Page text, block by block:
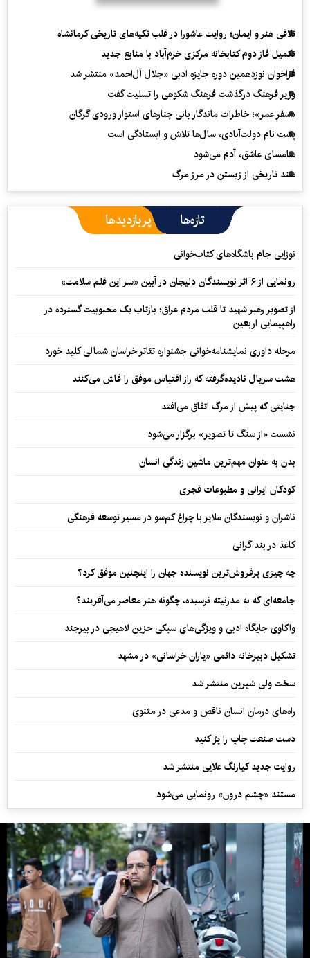
تلاقی هنر و ایمان؛ روایت عاشورا در قلب تکیه‌های تاریخی کرمانشاه
تکمیل فاز دوم کتابخانه مرکزی خرم‌آباد با منابع جدید
فراخوان نوزدهمین دوره جایزه ادبی «جلال آل‌احمد» منتشر شد
وزیر فرهنگ درگذشت فرهنگ شکوهی را تسلیت گفت
«سفرِ عمر»؛ خاطرات ماندگار بانی چنارهای استوار ورودی گرگان
پشت نام دولت‌آبادی، سال‌ها تلاش و ایستادگی است
سامسای عاشق، آدم می‌شود
سند تاریخی از زیستن در مرز مرگ
تازه‌ها پربازدیدها
نوزایی جام باشگاه‌های کتاب‌خوانی
رونمایی از ۶ اثر نویسندگان دلیجان در آیین «سر این قلم سلامت»
از تصویر رهبر شهید تا قلب مردم عراق؛ بازتاب یک محبوبیت گسترده در
راهپیمایی اربعین
مرحله داوری نمایشنامه‌خوانی جشنواره تئاتر خراسان شمالی کلید خورد
هشت سریال نادیده‌گرفته که راز اقتباس موفق را فاش می‌کنند
جنایتی که پیش از مرگ اتفاق می‌افتد
نشست «از سنگ تا تصویر» برگزار می‌شود
بدن به عنوان مهم‌ترین ماشین زندگی انسان
کودکان ایرانی و مطبوعات قجری
ناشران و نویسندگان ملایر با چراغ کم‌سو در مسیر توسعه فرهنگی
کاغذ در بند گرانی
چه چیزی پرفروش‌ترین نویسنده جهان را اینچنین موفق کرد؟
جامعه‌ای که به مدرنیته نرسیده، چگونه هنر معاصر می‌آفریند؟
واکاوی جایگاه ادبی و ویژگی‌های سبکی حزین لاهیجی در بیرجند
تشکیل دبیرخانه دائمی «یاران خراسانی» در مشهد
سخت ولی شیرین منتشر شد
راه‌های درمان انسان ناقص و مدعی در مثنوی
دست صنعت چاپ را پرُ کنید
روایت جدید کیارنگ علایی منتشر شد
مستند «چشم درون» رونمایی می‌شود